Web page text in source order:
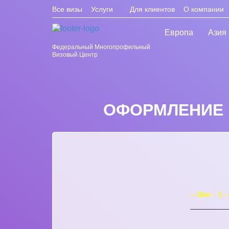
Все визы Услуги Для клиентов О компании
Федеральный Многопрофильный
Визовый Центр
Европа Азия
ОФОРМЛЕНИЕ
-- Шаг - 1 --